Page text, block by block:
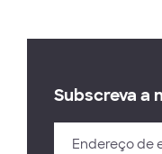
Subscreva a